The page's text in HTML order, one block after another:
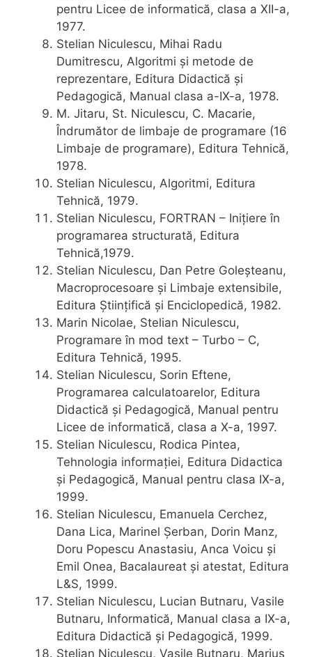
pentru Licee de informatică, clasa a XII-a,
1977.
Stelian Niculescu, Mihai Radu
Dumitrescu, Algoritmi și metode de
reprezentare, Editura Didactică și
Pedagogică, Manual clasa a-IX-a, 1978.
M. Jitaru, St. Niculescu, C. Macarie,
Îndrumător de limbaje de programare (16
Limbaje de programare), Editura Tehnică,
1978.
Stelian Niculescu, Algoritmi, Editura
Tehnică, 1979.
Stelian Niculescu, FORTRAN – Inițiere în
programarea structurată, Editura
Tehnică,1979.
Stelian Niculescu, Dan Petre Goleșteanu,
Macroprocesoare și Limbaje extensibile,
Editura Științifică și Enciclopedică, 1982.
Marin Nicolae, Stelian Niculescu,
Programare în mod text – Turbo – C,
Editura Tehnică, 1995.
Stelian Niculescu, Sorin Eftene,
Programarea calculatoarelor, Editura
Didactică și Pedagogică, Manual pentru
Licee de informatică, clasa a X-a, 1997.
Stelian Niculescu, Rodica Pintea,
Tehnologia informației, Editura Didactica
și Pedagogică, Manual pentru clasa IX-a,
1999.
Stelian Niculescu, Emanuela Cerchez,
Dana Lica, Marinel Șerban, Dorin Manz,
Doru Popescu Anastasiu, Anca Voicu și
Emil Onea, Bacalaureat și atestat, Editura
L&S, 1999.
Stelian Niculescu, Lucian Butnaru, Vasile
Butnaru, Informatică, Manual clasa a IX-a,
Editura Didactică și Pedagogică, 1999.
Stelian Niculescu, Vasile Butnaru, Marius